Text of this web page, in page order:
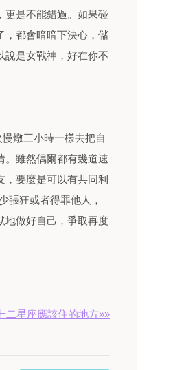
更是不能錯過。如果碰
，都會暗暗下決心，儲
說是女戰神，好在你不
燉三小時一樣去把自
。雖然偶爾都有幾道速
要麼是可以有共同利
張狂或者得罪他人，
地做好自己，爭取再度
二星座應該住的地方»»